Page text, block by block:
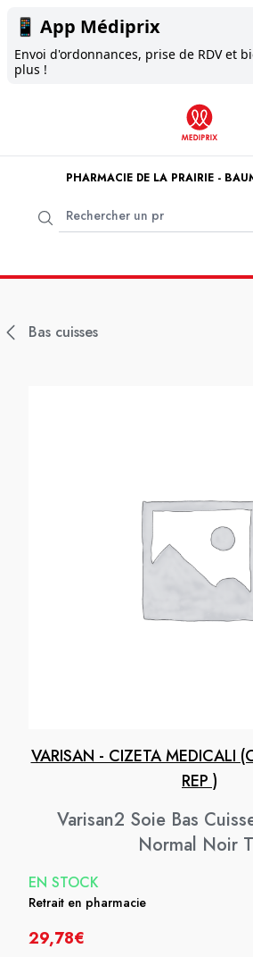
📱 App Médiprix
Envoi d'ordonnances, prise de RDV et
plus !
PHARMACIE DE LA PRAIRIE -
Bas cuisses
VARISAN - CIZETA MEDICALI
REP )
Varisan2 Soie Bas
Normal Noir
EN STOCK
Retrait en pharmacie
29,78€